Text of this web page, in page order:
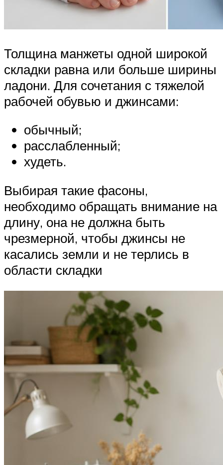
Толщина манжеты одной широкой
складки равна или больше ширины
ладони. Для сочетания с тяжелой
рабочей обувью и джинсами:
обычный;
расслабленный;
худеть.
Выбирая такие фасоны,
необходимо обращать внимание на
длину, она не должна быть
чрезмерной, чтобы джинсы не
касались земли и не терлись в
области складки